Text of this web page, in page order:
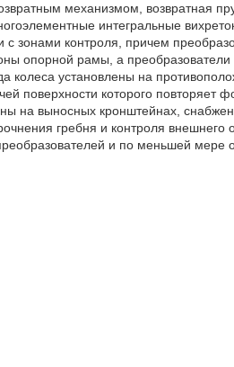
механизмом, возвратная
интегральные
с зонами контроля, причем
опорной рамы, а преобразователи
колеса установлены на
поверхности которого повторяет
на выносных кронштейнах,
гребня и контроля
и по меньшей мере